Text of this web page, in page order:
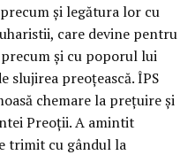
și legătura lor cu
care devine pentru
și cu poporul lui
slujirea preoțească. ÎPS
chemare la prețuire și
Preoții. A amintit
trimit cu gândul la